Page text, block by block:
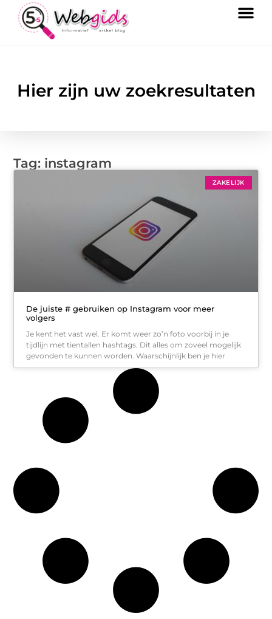
Hier zijn uw zoekresultaten
Tag: instagram
ZAKELIJK
De juiste # gebruiken op Instagram voor meer
volgers
Je kent het vast wel. Er komt weer zo’n foto voorbij in je
tijdlijn met tientallen hashtags. Dit alles om zoveel mogelijk
gevonden te kunnen worden. Waarschijnlijk ben je hier